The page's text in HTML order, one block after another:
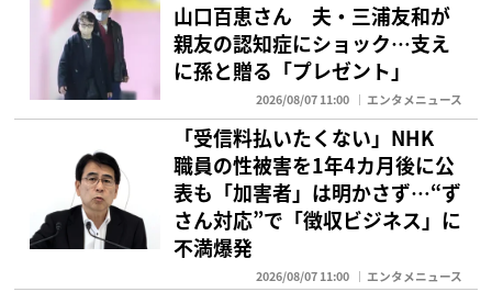
山口百恵さん 夫・三浦友和が
親友の認知症にショック…支え
に孫と贈る「プレゼント」
2026/08/07 11:00 エンタメニュース
「受信料払いたくない」NHK
職員の性被害を1年4カ月後に公
表も「加害者」は明かさず…“ず
さん対応”で「徴収ビジネス」に
不満爆発
2026/08/07 11:00 エンタメニュース